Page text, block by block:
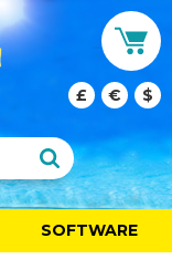
£ € $
SOFTWARE